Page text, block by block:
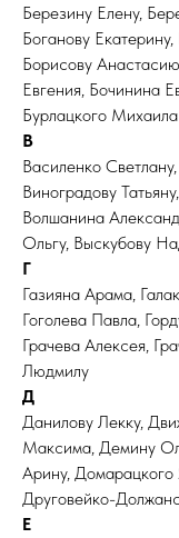
Березину Елену,
Боганову
Борисову
Евгения, Бочинина
Бурлацкого Михаила
В
Василенко
Виноградову
Волшанина
Ольгу, Выскубову
Г
Газияна Арама,
Гоголева Павла,
Грачева Алексея,
Людмилу
Д
Данилову Лекку,
Максима, Демину
Арину,
Друговейко-
Е